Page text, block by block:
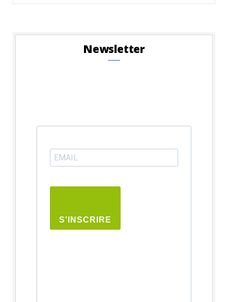
for:
Newsletter
S'INSCRIRE